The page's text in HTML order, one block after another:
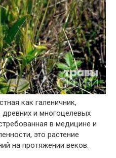
как галеничник,
и многоцелевых
в медицине и
это растение
на протяжении веков.